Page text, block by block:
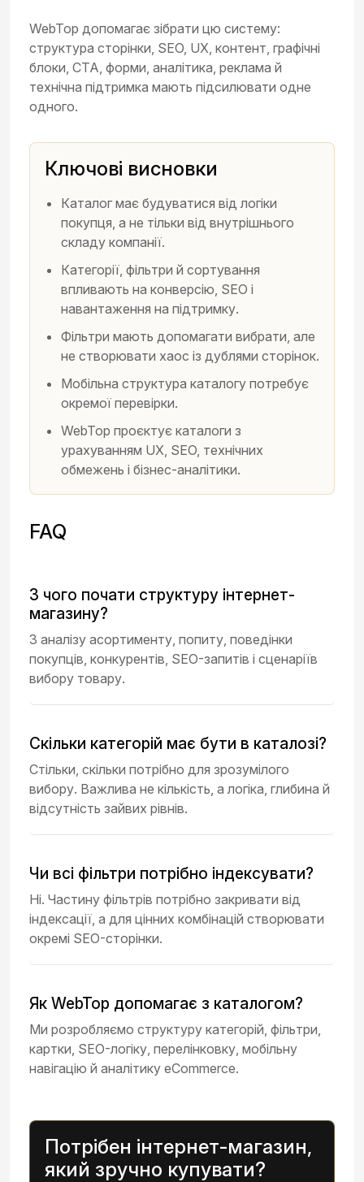
WebTop допомагає зібрати цю систему:
структура сторінки, SEO, UX, контент, графічні
блоки, CTA, форми, аналітика, реклама й
технічна підтримка мають підсилювати одне
одного.
Ключові висновки
Каталог має будуватися від логіки
покупця, а не тільки від внутрішнього
складу компанії.
Категорії, фільтри й сортування
впливають на конверсію, SEO і
навантаження на підтримку.
Фільтри мають допомагати вибрати, але
не створювати хаос із дублями сторінок.
Мобільна структура каталогу потребує
окремої перевірки.
WebTop проєктує каталоги з
урахуванням UX, SEO, технічних
обмежень і бізнес-аналітики.
FAQ
З чого почати структуру інтернет-
магазину?
З аналізу асортименту, попиту, поведінки
покупців, конкурентів, SEO-запитів і сценаріїв
вибору товару.
Скільки категорій має бути в каталозі?
Стільки, скільки потрібно для зрозумілого
вибору. Важлива не кількість, а логіка, глибина й
відсутність зайвих рівнів.
Чи всі фільтри потрібно індексувати?
Ні. Частину фільтрів потрібно закривати від
індексації, а для цінних комбінацій створювати
окремі SEO-сторінки.
Як WebTop допомагає з каталогом?
Ми розробляємо структуру категорій, фільтри,
картки, SEO-логіку, перелінковку, мобільну
навігацію й аналітику eCommerce.
Потрібен інтернет-магазин,
який зручно купувати?